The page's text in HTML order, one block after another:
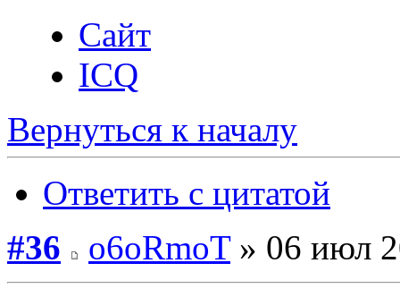
Сайт
ICQ
Вернуться к началу
Ответить с цитатой
#36
o6oRmoT» 06 июл